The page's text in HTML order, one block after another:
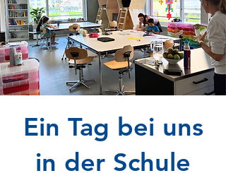
Ein Tag bei uns
in der Schule